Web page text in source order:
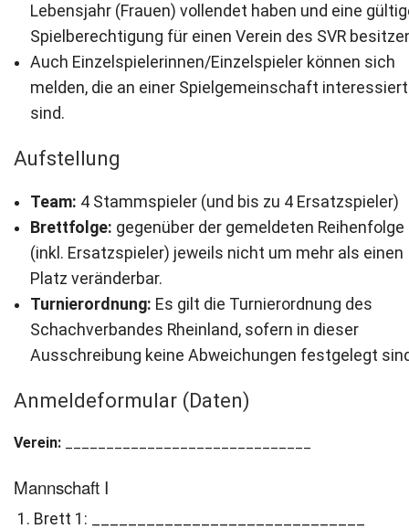
Lebensjahr (Frauen) vollendet haben und eine
Spielberechtigung für einen Verein des SVR
Auch Einzelspielerinnen/Einzelspieler können sich
melden, die an einer Spielgemeinschaft interessiert
sind.
Aufstellung
Team: 4 Stammspieler (und bis zu 4 Ersatzspieler)
Brettfolge: gegenüber der gemeldeten Reihenfolge
(inkl. Ersatzspieler) jeweils nicht um mehr als einen
Platz veränderbar.
Turnierordnung: Es gilt die Turnierordnung des
Schachverbandes Rheinland, sofern in dieser
Ausschreibung keine Abweichungen festgelegt
Anmeldeformular (Daten)
Verein:
Mannschaft I
Brett 1: ______________________________